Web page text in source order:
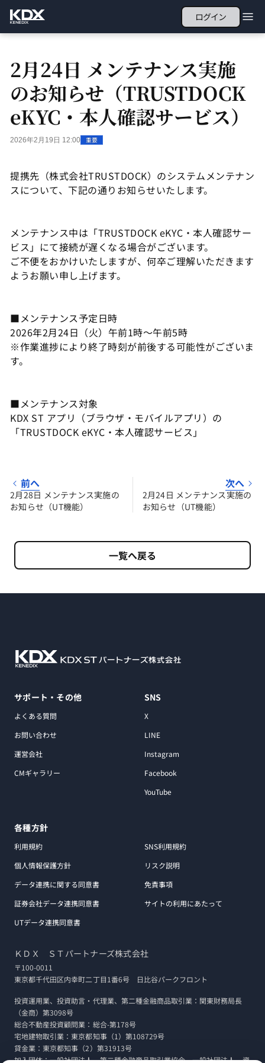
ログイン
2月24日 メンテナンス実施
のお知らせ（TRUSTDOCK
eKYC・本人確認サービス）
2026年2月19日 12:00 重要
提携先（株式会社TRUSTDOCK）のシステムメンテナン
スについて、下記の通りお知らせいたします。
メンテナンス中は「TRUSTDOCK eKYC・本人確認サー
ビス」にて接続が遅くなる場合がございます。
ご不便をおかけいたしますが、何卒ご理解いただきます
ようお願い申し上げます。
■メンテナンス予定日時
2026年2月24日（火）午前1時～午前5時
※作業進捗により終了時刻が前後する可能性がございま
す。
■メンテナンス対象
KDX ST アプリ（ブラウザ・モバイルアプリ）の
「TRUSTDOCK eKYC・本人確認サービス」
前へ
2月28日 メンテナンス実施の
お知らせ（UT機能）
次へ
2月24日 メンテナンス実施の
お知らせ（UT機能）
一覧へ戻る
サポート・その他
よくある質問
お問い合わせ
運営会社
CMギャラリー
各種方針
利用規約
SNS利用規約
個人情報保護方針
リスク説明
データ連携に関する同意書
免責事項
証券会社データ連携同意書
サイトの利用にあたって
UTデータ連携同意書
SNS
X
LINE
Instagram
Facebook
YouTube
ＫＤＸ ＳＴパートナーズ株式会社
〒100-0011
東京都千代田区内幸町二丁目1番6号 日比谷パークフロント
投資運用業、投資助言・代理業、第二種金融商品取引業：関東財務局長
（金商）第3098号
総合不動産投資顧問業：総合-第178号
宅地建物取引業：東京都知事（1）第108729号
貸金業：東京都知事（2）第31913号
加入団体：一般社団法人 第二種金融商品取引業協会、一般社団法人 資